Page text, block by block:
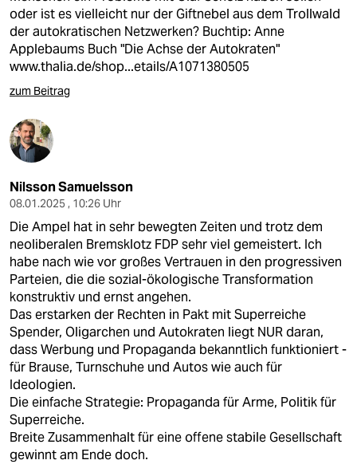
oder ist es vielleicht nur der Giftnebel aus dem Trollwald
der autokratischen Netzwerken? Buchtip: Anne
Applebaums Buch "Die Achse der Autokraten"
www.thalia.de/shop...etails/A1071380505
zum Beitrag
Nilsson Samuelsson
08.01.2025 , 10:26 Uhr
Die Ampel hat in sehr bewegten Zeiten und trotz dem
neoliberalen Bremsklotz FDP sehr viel gemeistert. Ich
habe nach wie vor großes Vertrauen in den progressiven
Parteien, die die sozial-ökologische Transformation
konstruktiv und ernst angehen.
Das erstarken der Rechten in Pakt mit Superreiche
Spender, Oligarchen und Autokraten liegt NUR daran,
dass Werbung und Propaganda bekanntlich funktioniert -
für Brause, Turnschuhe und Autos wie auch für
Ideologien.
Die einfache Strategie: Propaganda für Arme, Politik für
Superreiche.
Breite Zusammenhalt für eine offene stabile Gesellschaft
gewinnt am Ende doch.